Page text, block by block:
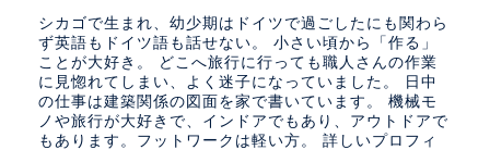
シカゴで生まれ、幼少期はドイツで過ごしたにも関わら
ず英語もドイツ語も話せない。 小さい頃から「作る」
ことが大好き。 どこへ旅行に行っても職人さんの作業
に見惚れてしまい、よく迷子になっていました。 日中
の仕事は建築関係の図面を家で書いています。 機械モ
ノや旅行が大好きで、インドアでもあり、アウトドアで
もあります。フットワークは軽い方。 詳しいプロフィ